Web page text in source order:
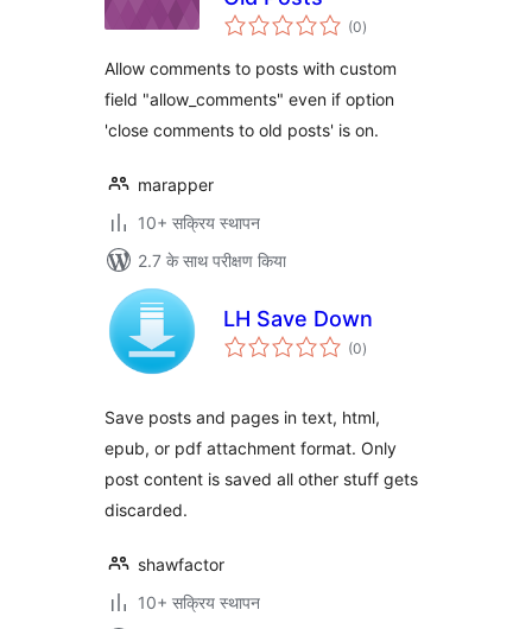
(0कुल
दर)
Allow comments to posts with custom
field "allow_comments" even if option
'close comments to old posts' is on.
marapper
10+ सक्रिय स्थापन
2.7 के साथ परीक्षण किया
LH Save Down
(0कुल
दर)
Save posts and pages in text, html,
epub, or pdf attachment format. Only
post content is saved all other stuff gets
discarded.
shawfactor
10+ सक्रिय स्थापन